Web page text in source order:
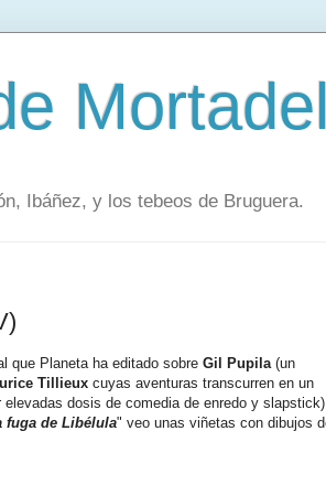
Ibáñez, y los tebeos de Bruguera.
que Planeta ha editado sobre Gil Pupila(un
Tillieux cuyas aventuras transcurren en un
dosis de comedia de enredo y slapstick)
fuga de Libélula" veo unas viñetas con dibujos